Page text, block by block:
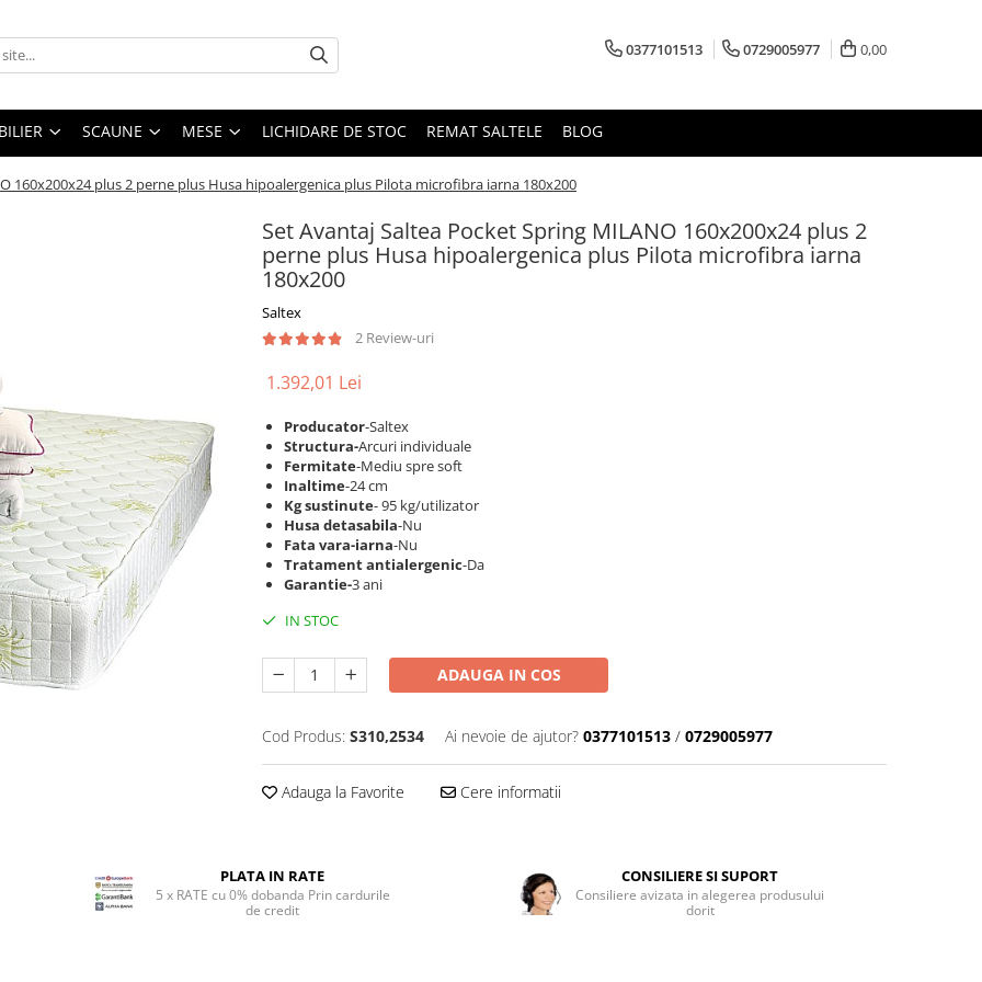
0377101513 0729005977 0,00
SCAUNE MESE LICHIDARE DE STOC REMAT SALTELE BLOG
160x200x24 plus 2 perne plus Husa hipoalergenica plus Pilota microfibra iarna 180x200
Set Avantaj Saltea Pocket Spring MILANO 160x200x24 plus 2
perne plus Husa hipoalergenica plus Pilota microfibra iarna
180x200
Saltex
2 Review-uri
1.392,01 Lei
Producator-Saltex
Structura-Arcuri individuale
Fermitate-Mediu spre soft
Inaltime-24 cm
Kg sustinute- 95 kg/utilizator
Husa detasabila-Nu
Fata vara-iarna-Nu
Tratament antialergenic-Da
Garantie-3 ani
IN STOC
ADAUGA IN COS
Cod Produs: S310,2534 Ai nevoie de ajutor? 0377101513 / 0729005977
Adauga la Favorite Cere informatii
PLATA IN RATE
5 x RATE cu 0% dobanda Prin cardurile
de credit
CONSILIERE SI SUPORT
Consiliere avizata in alegerea produsului
dorit